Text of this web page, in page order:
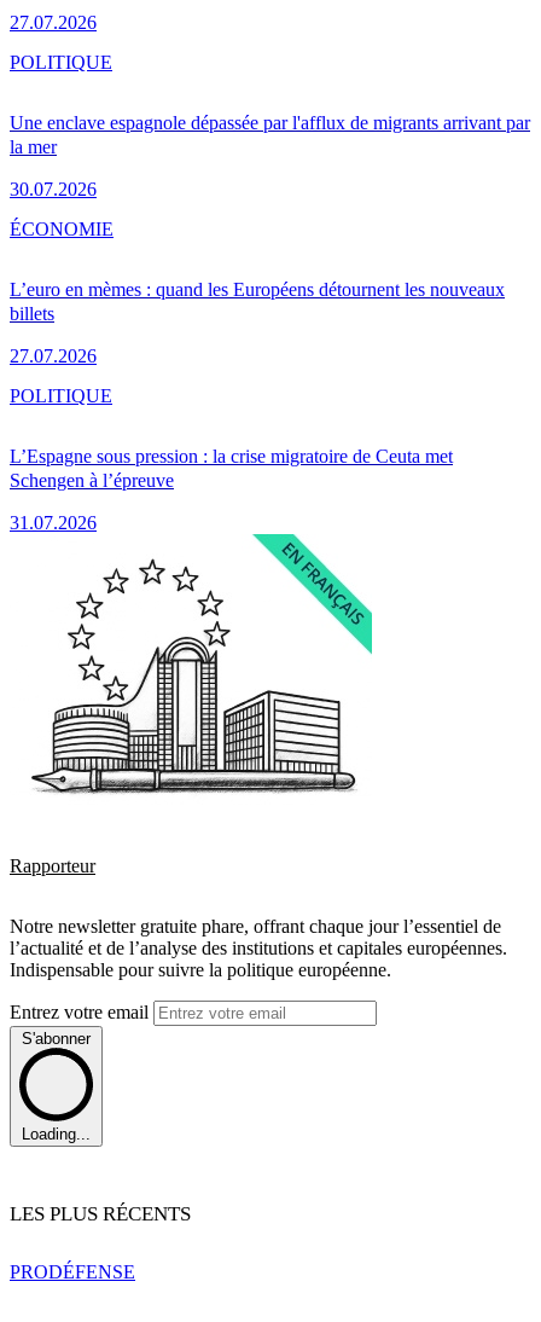
27.07.2026
Une enclave espagnole dépassée par l'afflux de migrants arrivant par
la mer
30.07.2026
POLITIQUE
L’euro en mèmes : quand les Européens détournent les nouveaux
billets
27.07.2026
ÉCONOMIE
L’Espagne sous pression : la crise migratoire de Ceuta met
Schengen à l’épreuve
31.07.2026
POLITIQUE
Rapporteur
Notre newsletter gratuite phare, offrant chaque jour l’essentiel de
l’actualité et de l’analyse des institutions et capitales européennes.
Indispensable pour suivre la politique européenne.
Entrez votre email
S'abonner
Loading...
LES PLUS RÉCENTS
PRODÉFENSE